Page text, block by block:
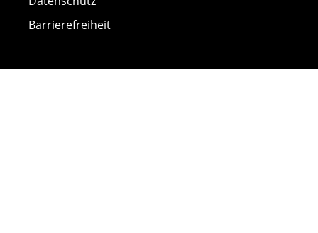
Barrierefreiheit